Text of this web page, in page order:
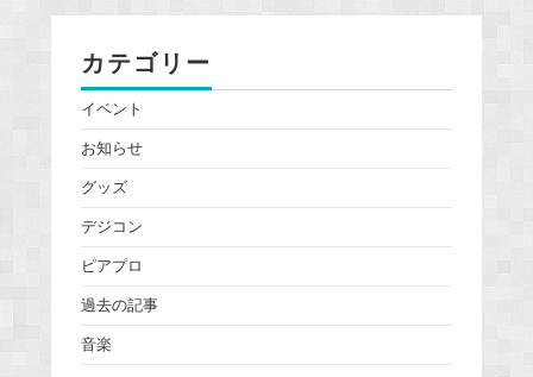
カテゴリー
イベント
お知らせ
グッズ
デジコン
ピアプロ
過去の記事
音楽